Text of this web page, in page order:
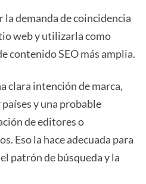
la demanda de coincidencia
web y utilizarla como
contenido SEO más amplia.
clara intención de marca,
y una probable
de editores o
Eso la hace adecuada para
patrón de búsqueda y la